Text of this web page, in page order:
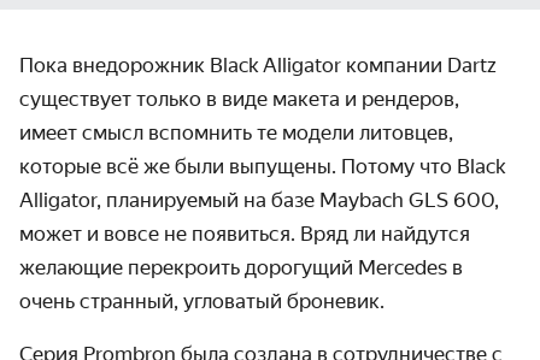
Пока внедорожник Black Alligator компании Dartz
существует только в виде макета и рендеров,
имеет смысл вспомнить те модели литовцев,
которые всё же были выпущены. Потому что Black
Alligator, планиру­емый на базе Maybach GLS 600,
может и вовсе не появиться. Вряд ли найдутся
желающие пере­кроить дорогущий Mercedes в
очень странный, угловатый броневик.
Серия Prombron была создана в сотрудничестве с